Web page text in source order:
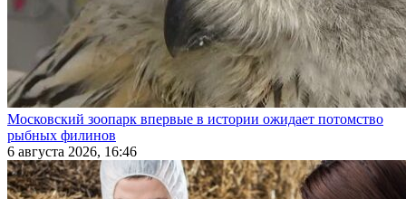
Московский зоопарк впервые в истории ожидает потомство
рыбных филинов
6 августа 2026, 16:46